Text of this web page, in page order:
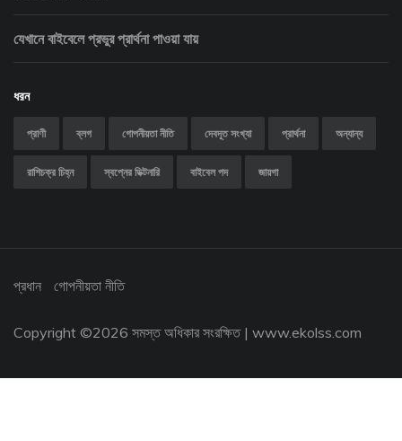
যেখানে বাইবেলে প্রভুর প্রার্থনা পাওয়া যায়
ধরন
প্রাণী ব্লগ গোপনীয়তা নীতি দেবদূত সংখ্যা প্রার্থনা অন্যান্য
রাশিচক্র চিহ্ন স্বপ্নের ডিক্টনারি বাইবেল পদ জায়গা
প্রধান গোপনীয়তা নীতি
Copyright ©2026 সমস্ত অধিকার সংরক্ষিত | www.ekolss.com